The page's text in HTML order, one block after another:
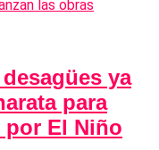
ya
para
por El Niño